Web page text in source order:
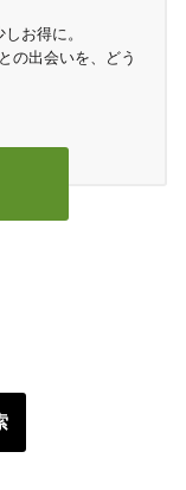
お得に。
の出会いを、どう